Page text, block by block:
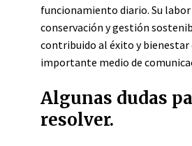
funcionamiento diario. Su
conservación y gestión
contribuido al éxito y bienestar
importante medio de
Algunas dudas
resolver.